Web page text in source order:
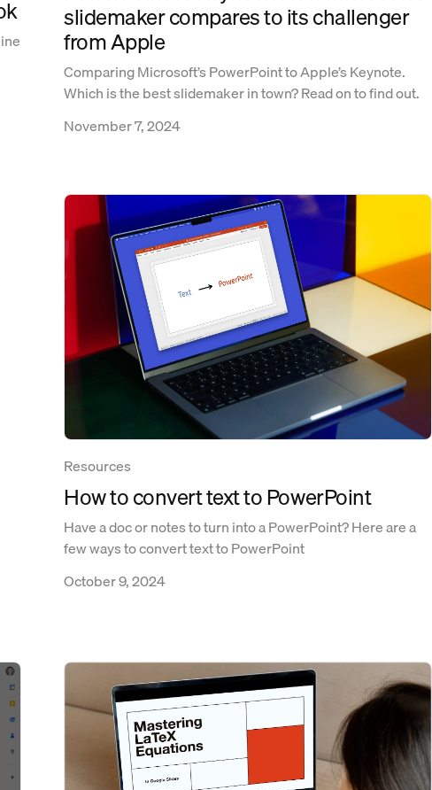
slidemaker compares to its challenger
from Apple
Comparing Microsoft’s PowerPoint to Apple’s Keynote.
Which is the best slidemaker in town? Read on to find out.
November 7, 2024
Resources
How to convert text to PowerPoint
Have a doc or notes to turn into a PowerPoint? Here are a
few ways to convert text to PowerPoint
October 9, 2024